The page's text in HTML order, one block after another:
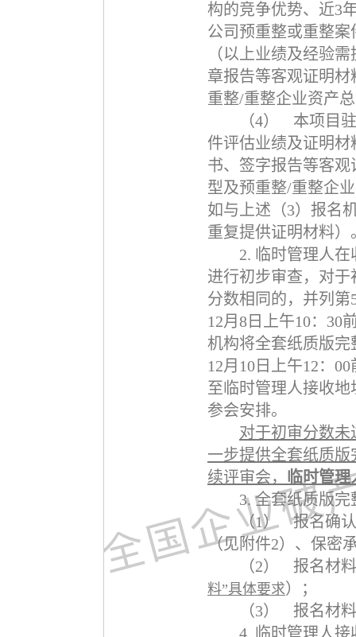
构的竞争优势、近3
公司预重整或重整
（以上业绩及经验
章报告等客观证明
重整/重整企业资产
（4）
本项目
件评估业绩及证明
书、签字报告等客
型及预重整/重整企
如与上述（3）报名
重复提供证明材料）
2. 临时管理人
进行初步审查，对于
分数相同的，并列第
12月 8 日上午10： 30
机构将全套纸质版完
12月 10 日上午12： 00
至临时管理人接收
参会安排。
对于初审分数未
一步提供全套纸质
续评审会，
临时管
3.全套纸质版完
（1）
报名确
（见附件2）、保密
（2）
报名材
料”具体要求）；
（3）
报名材
4.
临时管理人